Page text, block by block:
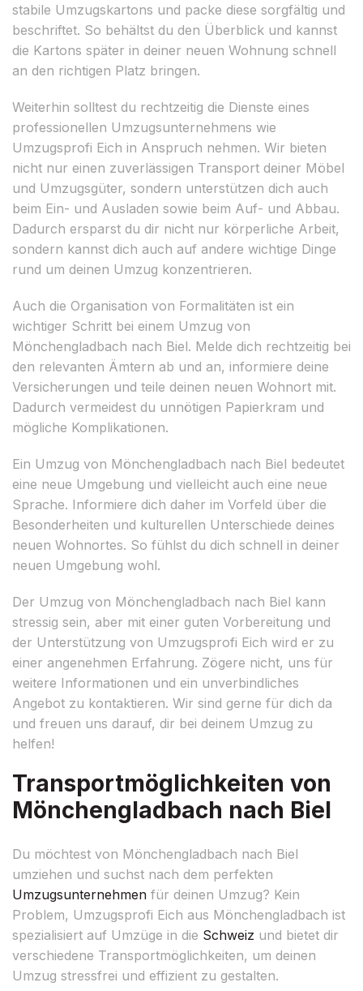
stabile Umzugskartons und packe diese sorgfältig und
beschriftet. So behältst du den Überblick und kannst
die Kartons später in deiner neuen Wohnung schnell
an den richtigen Platz bringen.
Weiterhin solltest du rechtzeitig die Dienste eines
professionellen Umzugsunternehmens wie
Umzugsprofi Eich in Anspruch nehmen. Wir bieten
nicht nur einen zuverlässigen Transport deiner Möbel
und Umzugsgüter, sondern unterstützen dich auch
beim Ein- und Ausladen sowie beim Auf- und Abbau.
Dadurch ersparst du dir nicht nur körperliche Arbeit,
sondern kannst dich auch auf andere wichtige Dinge
rund um deinen Umzug konzentrieren.
Auch die Organisation von Formalitäten ist ein
wichtiger Schritt bei einem Umzug von
Mönchengladbach nach Biel. Melde dich rechtzeitig bei
den relevanten Ämtern ab und an, informiere deine
Versicherungen und teile deinen neuen Wohnort mit.
Dadurch vermeidest du unnötigen Papierkram und
mögliche Komplikationen.
Ein Umzug von Mönchengladbach nach Biel bedeutet
eine neue Umgebung und vielleicht auch eine neue
Sprache. Informiere dich daher im Vorfeld über die
Besonderheiten und kulturellen Unterschiede deines
neuen Wohnortes. So fühlst du dich schnell in deiner
neuen Umgebung wohl.
Der Umzug von Mönchengladbach nach Biel kann
stressig sein, aber mit einer guten Vorbereitung und
der Unterstützung von Umzugsprofi Eich wird er zu
einer angenehmen Erfahrung. Zögere nicht, uns für
weitere Informationen und ein unverbindliches
Angebot zu kontaktieren. Wir sind gerne für dich da
und freuen uns darauf, dir bei deinem Umzug zu
helfen!
Transportmöglichkeiten von
Mönchengladbach nach Biel
Du möchtest von Mönchengladbach nach Biel
umziehen und suchst nach dem perfekten
Umzugsunternehmen für deinen Umzug? Kein
Problem, Umzugsprofi Eich aus Mönchengladbach ist
spezialisiert auf Umzüge in die Schweiz und bietet dir
verschiedene Transportmöglichkeiten, um deinen
Umzug stressfrei und effizient zu gestalten.